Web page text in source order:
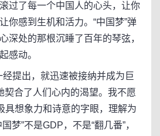
过了每一个中国人的心头，让你
你感到生机和活力。“中国梦”弹
深处的那根沉睡了百年的琴弦，
感动。
提出，就迅速被接纳并成为巨
契合了人们心内的渴望。我不愿
具想象力和诗意的字眼，理解为
梦”不是GDP，不是“翻几番”，